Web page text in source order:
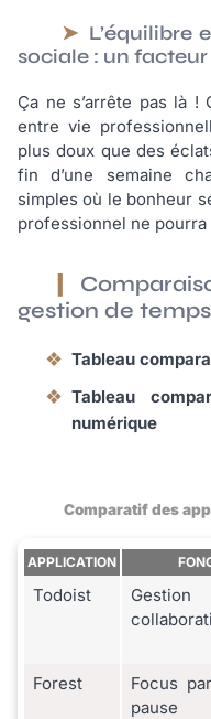
L’équilibre
sociale : un
Ça ne s’arrête pas là
entre vie
plus doux que des
fin d’une semaine
simples où le bonheur
professionnel ne pourra
gestion de temps
Tableau
Tableau
numérique
Comparatif des
APPLICATION
Todoist
Forest
Focus
pause